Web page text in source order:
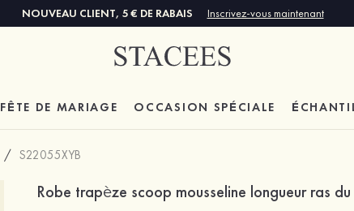
NOUVEAU CLIENT, 5 € DE RABAIS Inscrivez-vous maintenant
FÊTE DE MARIAGE OCCASION SPÉCIALE
/ S22055XYB
Robe trapèze scoop mousseline longueur ras